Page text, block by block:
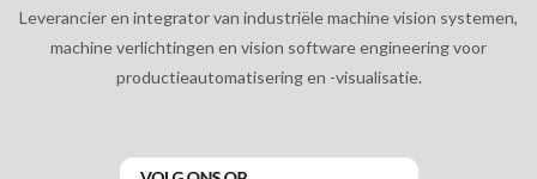
Leverancier en integrator van industriële machine vision systemen,
machine verlichtingen en vision software engineering voor
productieautomatisering en -visualisatie.